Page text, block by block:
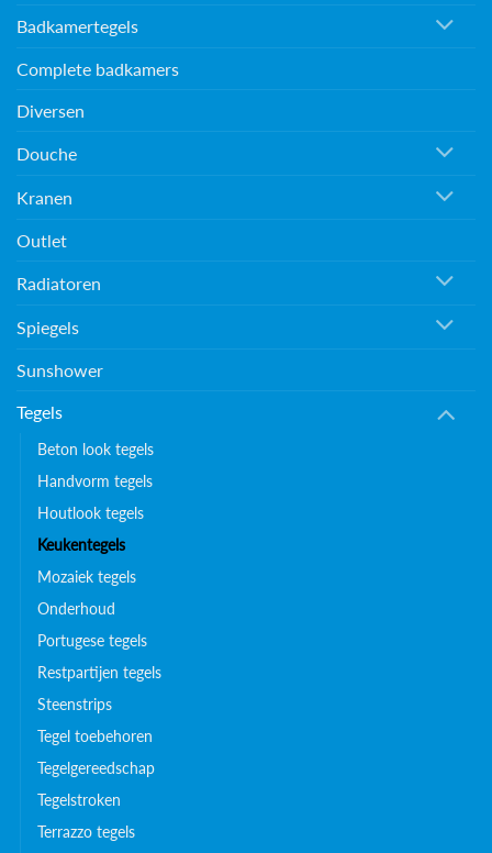
Badkamertegels
Complete badkamers
Diversen
Douche
Kranen
Outlet
Radiatoren
Spiegels
Sunshower
Tegels
Beton look tegels
Handvorm tegels
Houtlook tegels
Keukentegels
Mozaiek tegels
Onderhoud
Portugese tegels
Restpartijen tegels
Steenstrips
Tegel toebehoren
Tegelgereedschap
Tegelstroken
Terrazzo tegels